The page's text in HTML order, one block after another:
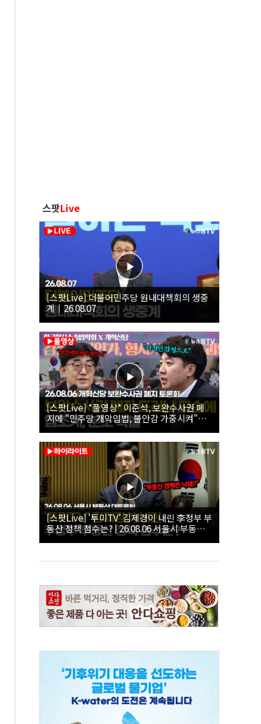
스팟Live
[스팟Live] 더불어민주당 원내대책회의 생중
계｜26.08.07
[스팟Live] *풀영상* 이준석, 보완수사권 폐
지에 "민주당 개악입법, 불안감 가중시켜"｜
26.08.06 개혁신당 보완수사권 폐지 토론회
[스팟Live] '투미TV' 김제경이 내린 李정부 부
동산 정책 점수는? | 26.08.06 서울시 부동산
대토론회